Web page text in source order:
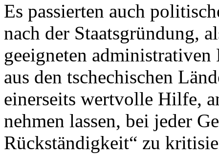
Es passierten auch
nach der Staatsgründung,
geeigneten
aus den tschechischen
einerseits wertvolle Hilfe,
nehmen lassen, bei jeder
Rückständigkeit“ zu